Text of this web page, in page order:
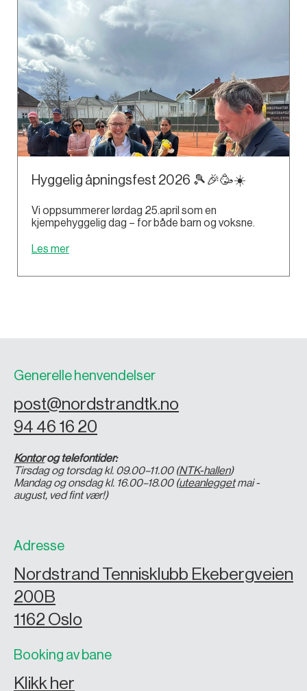
Hyggelig åpningsfest 2026 🎾🎉🥳☀️
Vi oppsummerer lørdag 25.april som en
kjempehyggelig dag – for både barn og voksne.
Les mer
Generelle henvendelser
post@nordstrandtk.no
94 46 16 20
Kontorog telefontider:
Tirsdag og torsdag kl. 09.00–11.00 (NTK-hallen)
Mandag og onsdag kl. 16.00–18.00 (uteanleggetmai -
august, ved fint vær!)
Adresse
Nordstrand Tennisklubb Ekebergveien
200B
1162 Oslo
Booking av bane
Klikk her